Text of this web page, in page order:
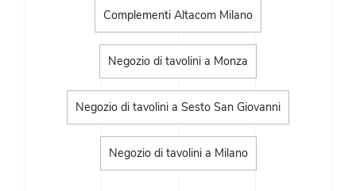
Complementi Altacom Milano
Negozio di tavolini a Monza
Negozio di tavolini a Sesto San Giovanni
Negozio di tavolini a Milano